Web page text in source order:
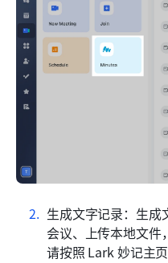
生成文字记录：生
会议、上传本地文件
请按照 Lark 妙记主